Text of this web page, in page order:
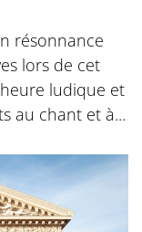
résonnance
lors de cet
ludique et
au chant et à...